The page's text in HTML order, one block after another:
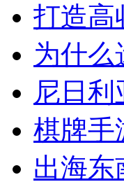
打造高
为什么
尼日
棋牌手
出海东